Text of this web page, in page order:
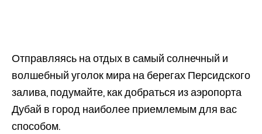
Отправляясь на отдых в самый солнечный и
волшебный уголок мира на берегах Персидского
залива, подумайте, как добраться из аэропорта
Дубай в город наиболее приемлемым для вас
способом.